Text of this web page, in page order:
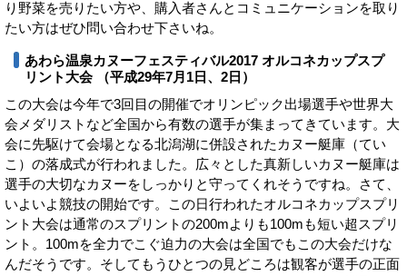
り野菜を売りたい方や、購入者さんとコミュニケーションを取り
たい方はぜひ問い合わせ下さいね。
あわら温泉カヌーフェスティバル2017 オルコネカップスプ
リント大会 （平成29年7月1日、2日）
この大会は今年で3回目の開催でオリンピック出場選手や世界大
会メダリストなど全国から有数の選手が集まってきています。大
会に先駆けて会場となる北潟湖に併設されたカヌー艇庫（てい
こ）の落成式が行われました。広々とした真新しいカヌー艇庫は
選手の大切なカヌーをしっかりと守ってくれそうですね。さて、
いよいよ競技の開始です。この日行われたオルコネカップスプリ
ント大会は通常のスプリントの200mよりも100mも短い超スプリ
ント。100mを全力でこぐ迫力の大会は全国でもこの大会だけな
んだそうです。そしてもうひとつの見どころは観客が選手の正面